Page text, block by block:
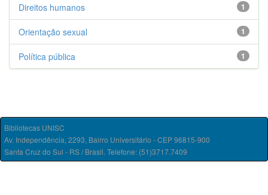
1
Direitos humanos
1
Orientação sexual
1
Política pública
Bibliotecas UNISC
Av. Independência, 2293, Bairro Universitário - CEP 96815-900
Santa Cruz do Sul - RS / Brasil. Telefone: (51)3717.7409